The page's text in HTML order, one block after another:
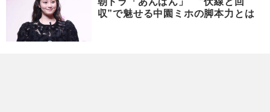
収”で魅せる中園ミホの脚本力とは